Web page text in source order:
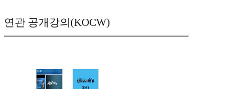
연관 공개강의(KOCW)